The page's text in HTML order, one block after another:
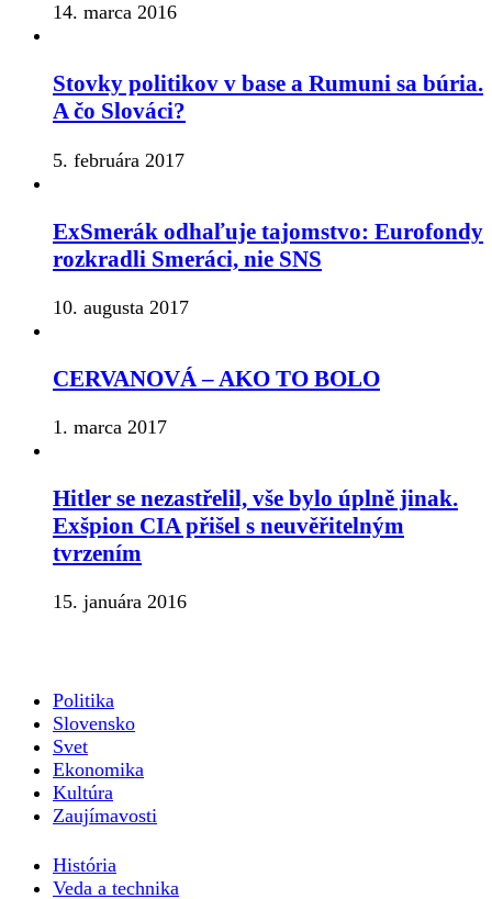
14. marca 2016
Stovky politikov v base a Rumuni sa búria.
A čo Slováci?
5. februára 2017
ExSmerák odhaľuje tajomstvo: Eurofondy
rozkradli Smeráci, nie SNS
10. augusta 2017
CERVANOVÁ – AKO TO BOLO
1. marca 2017
Hitler se nezastřelil, vše bylo úplně jinak.
Exšpion CIA přišel s neuvěřitelným
tvrzením
15. januára 2016
Politika
Slovensko
Svet
Ekonomika
Kultúra
Zaujímavosti
História
Veda a technika